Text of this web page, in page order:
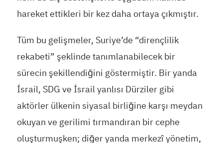
hareket ettikleri bir kez daha ortaya çıkmıştır.
Tüm bu gelişmeler, Suriye’de “dirençlilik
rekabeti” şeklinde tanımlanabilecek bir
sürecin şekillendiğini göstermiştir. Bir yanda
İsrail, SDG ve İsrail yanlısı Dürziler gibi
aktörler ülkenin siyasal birliğine karşı meydan
okuyan ve gerilimi tırmandıran bir cephe
oluşturmuşken; diğer yanda merkezî yönetim,